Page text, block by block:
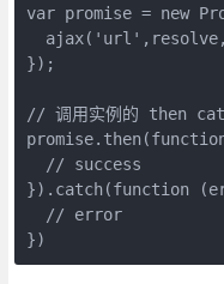
var promise = new
});
// 调用实例的 then
  // success
}).catch(function
  // error
})